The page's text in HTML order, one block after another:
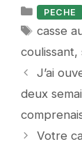
PECHE
casse
coulissant,
J’ai
deux
Votre